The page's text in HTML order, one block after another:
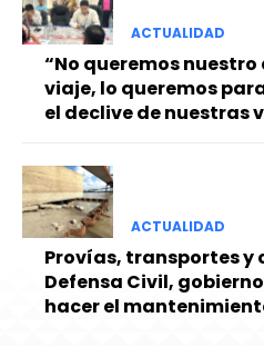
ACTUALIDAD
“No queremos
viaje, lo queremos
el declive de nuestras
ACTUALIDAD
Provías, transportes y
Defensa Civil,
hacer el